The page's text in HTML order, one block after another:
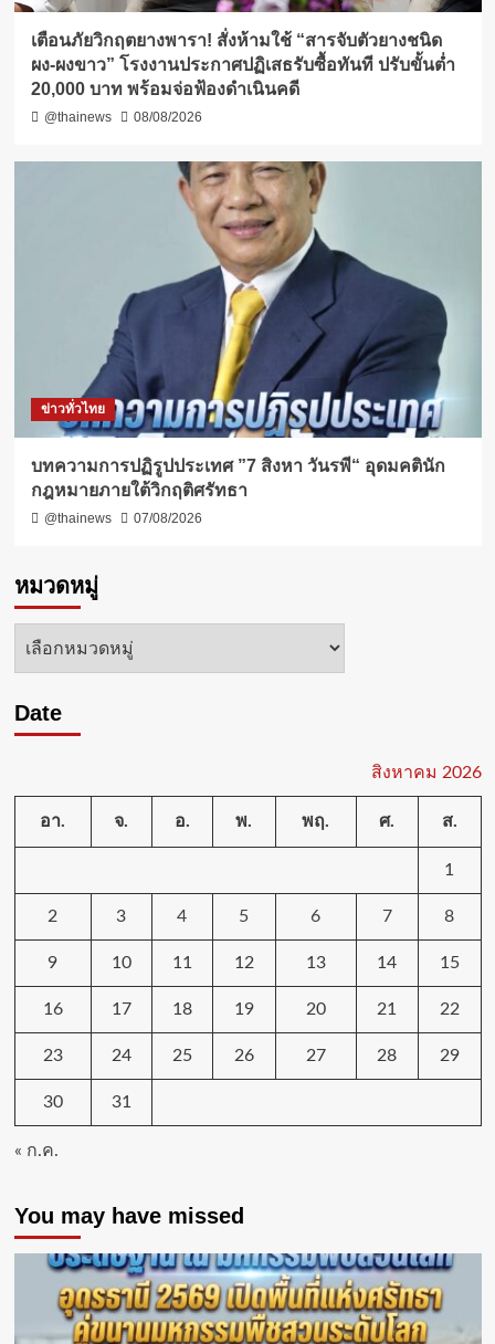
เตือนภัยวิกฤตยางพารา! สั่งห้ามใช้ “สารจับตัวยางชนิด
ผง-ผงขาว” โรงงานประกาศปฏิเสธรับซื้อทันที ปรับขั้นต่ำ
20,000 บาท พร้อมจ่อฟ้องดำเนินคดี
@thainews 08/08/2026
ข่าวทั่วไทย
บทความการปฏิรูปประเทศ ”7 สิงหา วันรพี“ อุดมคตินัก
กฎหมายภายใต้วิกฤติศรัทธา
@thainews 07/08/2026
หมวดหมู่
หมวด
Date
สิงหาคม 2026
อา. จ. อ. พ. พฤ. ศ. ส.
1
2 3 4 5 6 7 8
9 10 11 12 13 14 15
16 17 18 19 20 21 22
23 24 25 26 27 28 29
30 31
« ก.ค.
You may have missed